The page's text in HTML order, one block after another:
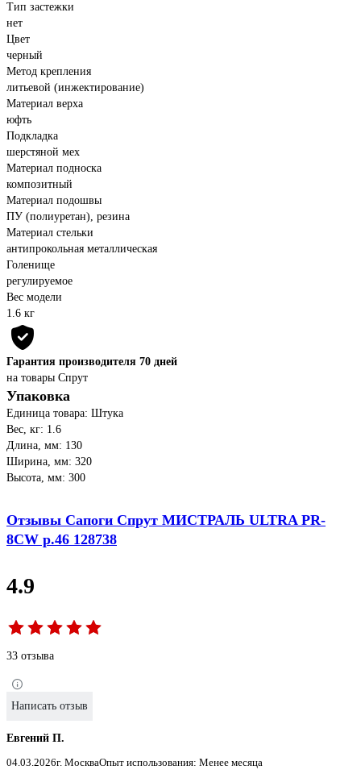
Тип застежки
нет
Цвет
черный
Метод крепления
литьевой (инжектирование)
Материал верха
юфть
Подкладка
шерстяной мех
Материал подноска
композитный
Материал подошвы
ПУ (полиуретан), резина
Материал стельки
антипрокольная металлическая
Голенище
регулируемое
Вес модели
1.6 кг
Гарантия производителя 70 дней
на товары Спрут
Упаковка
Единица товара: Штука
Вес, кг: 1.6
Длина, мм: 130
Ширина, мм: 320
Высота, мм: 300
Отзывы Сапоги Спрут МИСТРАЛЬ ULTRA PR-
8CW р.46 128738
4.9
33 отзыва
Написать отзыв
Евгений П.
04.03.2026г. МоскваОпыт использования: Менее месяца